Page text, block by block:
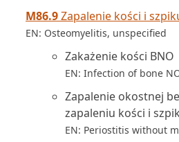
M86.9Zapalenie kości i
EN: Osteomyelitis, unspecified
Zakażenie kości BNO
EN: Infection of bone
Zapalenie okostnej
zapaleniu kości i
EN: Periostitis without